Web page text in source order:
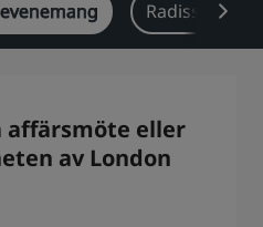
Park Inn by Radisson
Country Inn & Suites
Radisson
affärsmöte eller
av London